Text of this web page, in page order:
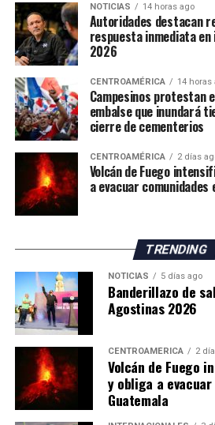
La destrucción de la droga fue
competente como parte del
manejo de evidencias, mientras
judiciales contra los acusados.
NOTICIAS 14 horas ago
Autoridades destacan
respuesta inmediata
2026
CENTROAMÉRICA 14 horas
Campesinos protestan
embalse que inundará
cierre de cementerios
CENTROAMÉRICA 2 días
Volcán de Fuego
a evacuar comunidades
TRENDING
NOTICIAS 5 días ago
Banderillazo de
Agostinas 2026
CENTROAMÉRICA 2
Volcán de Fuego
y obliga a
Guatemala